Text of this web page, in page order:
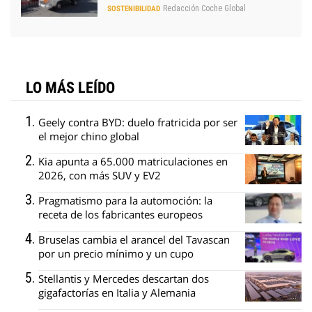
SOSTENIBILIDAD Redacción Coche Global
LO MÁS LEÍDO
Geely contra BYD: duelo fratricida por ser
el mejor chino global
Kia apunta a 65.000 matriculaciones en
2026, con más SUV y EV2
Pragmatismo para la automoción: la
receta de los fabricantes europeos
Bruselas cambia el arancel del Tavascan
por un precio mínimo y un cupo
Stellantis y Mercedes descartan dos
gigafactorías en Italia y Alemania